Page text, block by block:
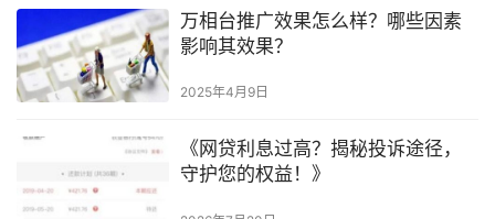
万相台推广效果怎么样？哪些因素
影响其效果？
2025年4月9日
《网贷利息过高？揭秘投诉途径，
守护您的权益！》